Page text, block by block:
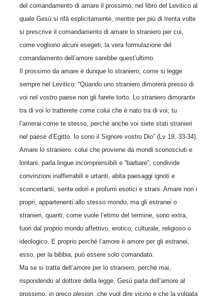
del comandamento di amare il prossimo, nel libro del Levitico al
quale Gesù si rifà esplicitamente, mentre per più di trenta volte
si prescrive il comandamento di amare lo straniero per cui,
come vogliono alcuni esegeti, la vera formulazione del
comandamento dell’amore sarebbe quest’ultimo.
Il prossimo da amare è dunque lo straniero, come si legge
sempre nel Levitico: “Quando uno straniero dimorerà presso di
voi nel vostro paese non gli farete torto. Lo straniero dimorante
tra di voi lo tratterete come colui che è nato tra di voi; tu
l’amerai come te stesso, perché anche voi siete stati stranieri
nel paese d’Egitto. Io sono il Signore vostro Dio” (Lv 19, 33-34).
Amare lo straniero: colui che proviene da mondi sconosciuti e
lontani, parla lingue incomprensibili e “barbare”, condivide
convinzioni inafferrabili e urtanti, abita paesaggi ignoti e
sconcertanti, sente odori e profumi esotici e strani. Amare non i
propri, appartenenti allo stesso mondo, ma gli estranei o
stranieri, quanti, come vuole l’etimo del termine, sono extra,
fuori dal proprio mondo affettivo, erotico, culturale, religioso o
ideologico. E proprio perché l’amore è amore per gli estranei,
esso, per la bibbia, può essere solo comandato.
Ma se si tratta dell’amore per lo straniero, perché mai,
rispondendo al dottore della legge, Gesù parla dell’amore al
prossimo, in greco plesion , che vuol dire vicino e che la volgata